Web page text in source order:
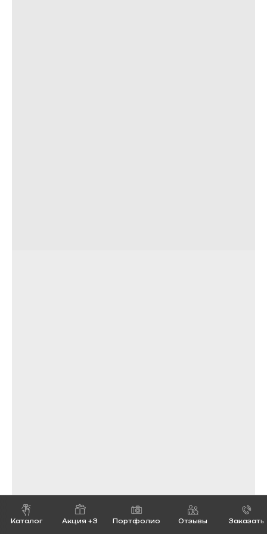
Каталог Акция +3 Портфолио Отзывы Заказать